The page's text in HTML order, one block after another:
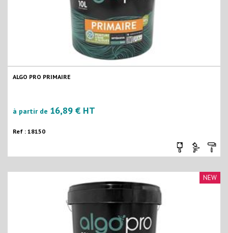
ALGO PRO PRIMAIRE
à partir de 16,89 € HT
Ref : 18150
NEW